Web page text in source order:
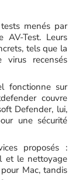
menés par
AV-Test. Leurs
tels que la
recensés
fonctionne sur
couvre
Defender, lui,
une sécurité
proposés :
et le nettoyage
Mac, tandis